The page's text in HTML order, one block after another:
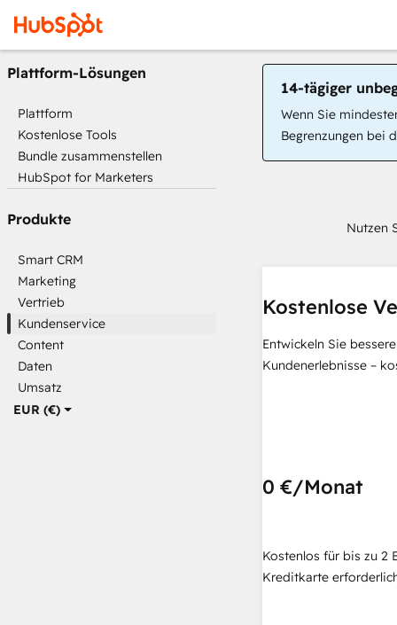
EUR (€)
Plattform-Lösungen
Plattform
Kostenlose Tools
Bundle zusammenstellen
HubSpot for Marketers
Produkte
Smart CRM
Marketing
Vertrieb
Kundenservice
Content
Daten
Umsatz
14-tägiger
Wenn Sie
Begrenzungen bei
Nutzen
Kostenlose
Entwickeln Sie bessere
Kundenerlebnisse –
0 €/Monat
Kostenlos für bis zu 2
Kreditkarte